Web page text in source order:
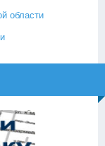
области